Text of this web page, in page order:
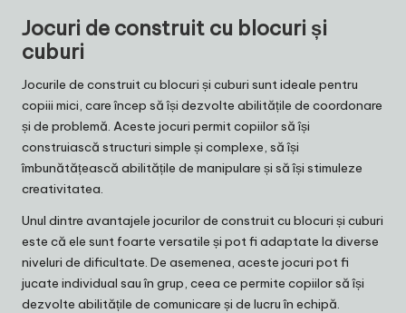
Jocuri de construit cu blocuri și
cuburi
Jocurile de construit cu blocuri și cuburi sunt ideale pentru
copiii mici, care încep să își dezvolte abilitățile de coordonare
și de problemă. Aceste jocuri permit copiilor să își
construiască structuri simple și complexe, să își
îmbunătățească abilitățile de manipulare și să își stimuleze
creativitatea.
Unul dintre avantajele jocurilor de construit cu blocuri și cuburi
este că ele sunt foarte versatile și pot fi adaptate la diverse
niveluri de dificultate. De asemenea, aceste jocuri pot fi
jucate individual sau în grup, ceea ce permite copiilor să își
dezvolte abilitățile de comunicare și de lucru în echipă.